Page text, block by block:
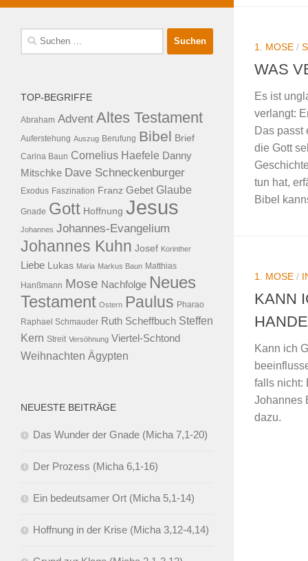
1. MOSE /
WAS
Es ist
verlangt:
Das passt
die Gott
tun hat,
Bibel
1. MOSE /
KANN
Kann ich
falls nicht:
Johannes
dazu.
Suche
nach:
TOP-BEGRIFFE
Abraham Advent Altes Testament
Auferstehung Auszug Berufung Bibel Brief
Carina Baun Cornelius Haefele Danny
Mitschke Dave Schneckenburger
Exodus Faszination Franz Gebet Glaube
Gnade Gott Hoffnung Jesus
Johannes Johannes-Evangelium
Johannes Kuhn Josef Korinther
Liebe Lukas Maria Markus Baun Matthias
Hanßmann Mose Nachfolge Neues
Testament Ostern Paulus Pharao
Raphael Schmauder Ruth Scheffbuch Steffen
Kern Streit Versöhnung Viertel-Schtond
Weihnachten Ägypten
NEUESTE BEITRÄGE
Das Wunder der Gnade (Micha 7,1-20)
Der Prozess (Micha 6,1-16)
Ein bedeutsamer Ort (Micha 5,1-14)
Hoffnung in der Krise (Micha 3,12-4,14)